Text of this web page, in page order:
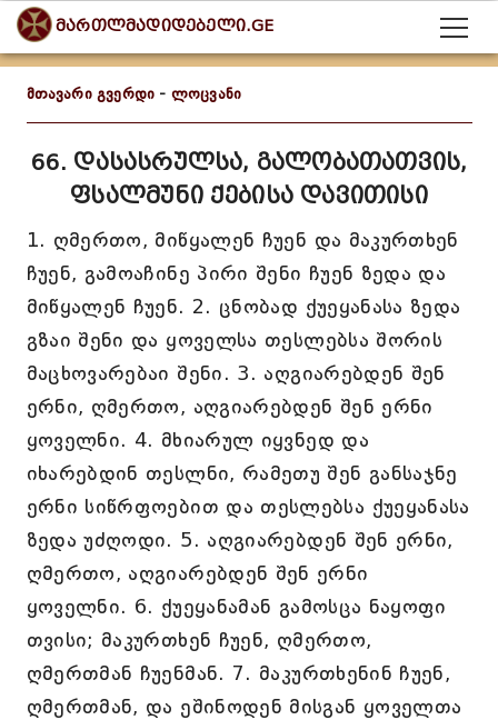
მართლმადიდებელი.GE
მთავარი გვერდი - ლოცვანი
66. დასასრულსა, გალობათათვის,
ფსალმუნი ქებისა დავითისი
1. ღმერთო, მიწყალენ ჩუენ და მაკურთხენ
ჩუენ, გამოაჩინე პირი შენი ჩუენ ზედა და
მიწყალენ ჩუენ. 2. ცნობად ქუეყანასა ზედა
გზაი შენი და ყოველსა თესლებსა შორის
მაცხოვარებაი შენი. 3. აღგიარებდენ შენ
ერნი, ღმერთო, აღგიარებდენ შენ ერნი
ყოველნი. 4. მხიარულ იყვნედ და
იხარებდინ თესლნი, რამეთუ შენ განსაჯნე
ერნი სიწრფოებით და თესლებსა ქუეყანასა
ზედა უძღოდი. 5. აღგიარებდენ შენ ერნი,
ღმერთო, აღგიარებდენ შენ ერნი
ყოველნი. 6. ქუეყანამან გამოსცა ნაყოფი
თვისი; მაკურთხენ ჩუენ, ღმერთო,
ღმერთმან ჩუენმან. 7. მაკურთხენინ ჩუენ,
ღმერთმან, და ეშინოდენ მისგან ყოველთა